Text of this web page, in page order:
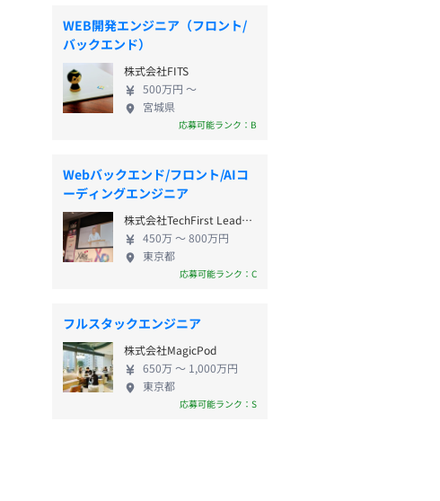
WEB開発エンジニア（フロント/
バックエンド）
株式会社FITS
500万円 〜
宮城県
応募可能ランク：B
Webバックエンド/フロント/AIコ
ーディングエンジニア
株式会社TechFirst Leaders
450万 〜 800万円
東京都
応募可能ランク：C
フルスタックエンジニア
株式会社MagicPod
650万 〜 1,000万円
東京都
応募可能ランク：S